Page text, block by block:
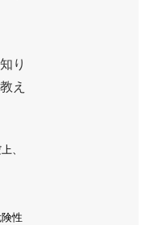
り
え
、
性